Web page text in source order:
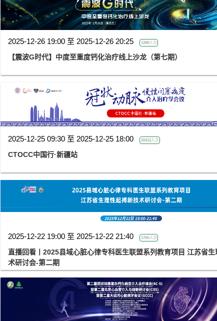
2025-12-26 19:00 至 2025-12-26 20:25 1288人次
【震波G时代】中度至重度钙化治疗线上沙龙（第七期）
2025-12-25 09:30 至 2025-12-25 18:00 20412人次
CTOCC中国行·新疆站
2025-12-22 19:00 至 2025-12-22 21:40 1765人次
直播回看丨2025县域心脏心律专科医生联盟系列教育项目 江苏省
术研讨会-第二期